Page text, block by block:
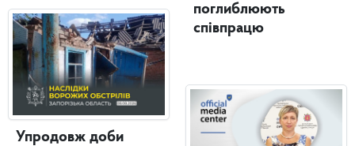
Упродовж доби
поглиблюють
співпрацю